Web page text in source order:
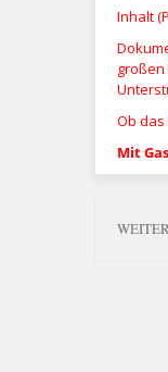
Inhalt
großen
Ob
Mit